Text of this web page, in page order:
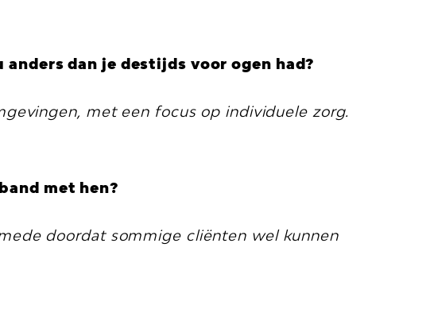
dan je destijds voor ogen had?
met een focus op individuele zorg.
met hen?
doordat sommige cliënten wel kunnen